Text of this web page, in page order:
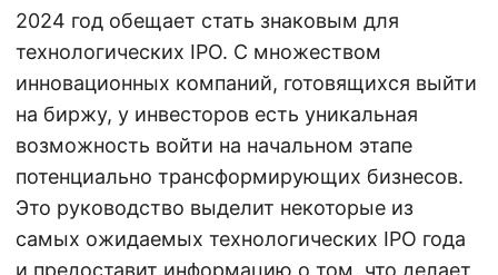
2024 год обещает стать знаковым для
технологических IPO. С множеством
инновационных компаний, готовящихся выйти
на биржу, у инвесторов есть уникальная
возможность войти на начальном этапе
потенциально трансформирующих бизнесов.
Это руководство выделит некоторые из
самых ожидаемых технологических IPO года
и предоставит информацию о том, что делает